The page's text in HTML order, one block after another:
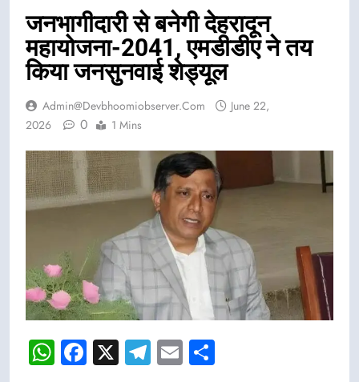
जनभागीदारी से बनेगी देहरादून
महायोजना-2041, एमडीडीए ने तय
किया जनसुनवाई शेड्यूल
Admin@devbhoomiobserver.com
June 22,
2026
0 1 Mins
WhatsApp
Facebook
X Telegram
Email